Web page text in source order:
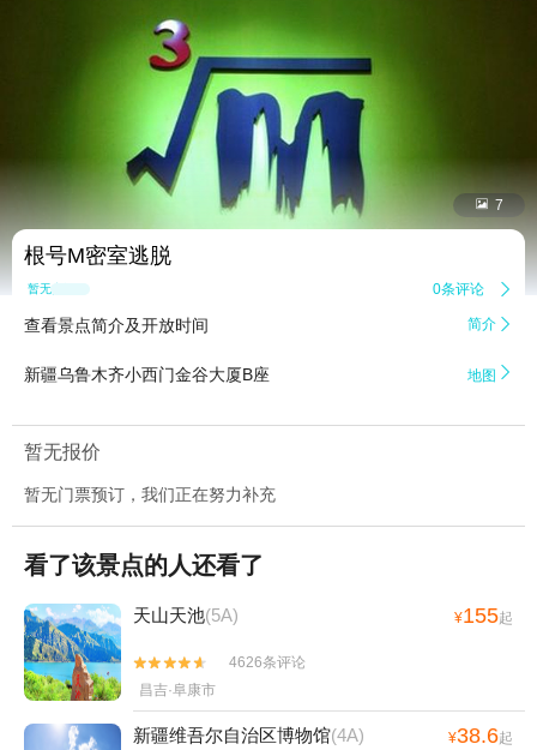
 7
根号M密室逃脱
暂无点评 0条评论 
查看景点简介及开放时间 简介 
新疆乌鲁木齐小西门金谷大厦B座 地图 
暂无报价
暂无门票预订，我们正在努力补充
看了该景点的人还看了
天山天池(5A) ¥155起


4626条评论
昌吉·阜康市
新疆维吾尔自治区博物馆(4A) ¥38.6起